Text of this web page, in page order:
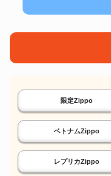
限定Zippo
ベトナムZippo
レプリカZippo